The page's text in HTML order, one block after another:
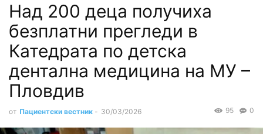
Над 200 деца получиха
безплатни прегледи в
Катедрата по детска
дентална медицина на МУ –
Пловдив
от Пациентски вестник - 30/03/2026 0
95